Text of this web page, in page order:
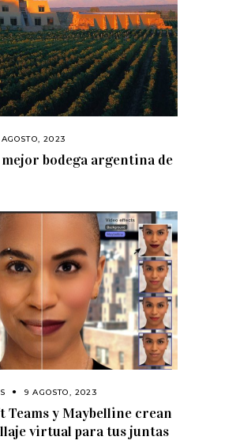
2023
mejor bodega argentina de
9 AGOSTO, 2023
y Maybelline crean
virtual para tus juntas